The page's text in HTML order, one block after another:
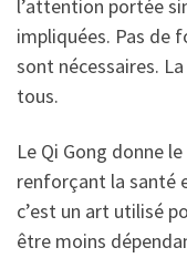
l’attention portée
impliquées. Pas de
sont nécessaires.
tous.
Le Qi Gong donne
renforçant la santé
c’est un art utilisé
être moins